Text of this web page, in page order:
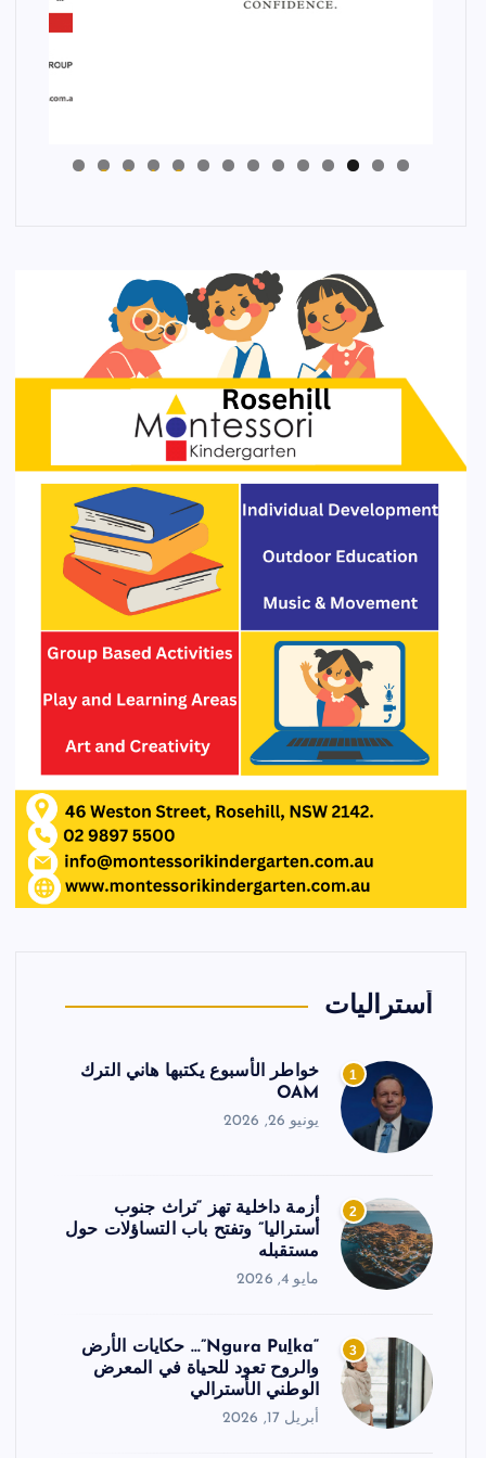
0
1
2
3
4
أستراليات
1
خواطر الأسبوع يكتبها هاني الترك
OAM
يونيو 26, 2026
2
أزمة داخلية تهز “تراث جنوب
أستراليا” وتفتح باب التساؤلات حول
مستقبله
مايو 4, 2026
3
“Ngura Puḻka”… حكايات الأرض
والروح تعود للحياة في المعرض
الوطني الأسترالي
أبريل 17, 2026